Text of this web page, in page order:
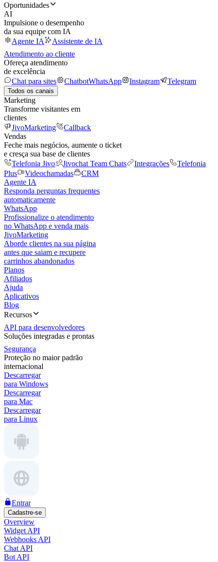
Oportunidades
AI
Impulsione o desempenho
da sua equipe com IA
Agente IA
Assistente de IA
Atendimento ao cliente
Ofereça atendimento
de excelência
Chat para sites
ChatbotWhatsApp Instagram Telegram
Todos os canais
Marketing
Transforme visitantes em
clientes
JivoMarketing
Callback
Vendas
Feche mais negócios, aumente o ticket
e cresça sua base de clientes
Telefonia Jivo
Jivochat Team Chats Integrações
Telefonia
Plus
Videochamadas
CRM
Agente IA
Responda perguntas frequentes
automaticamente
WhatsApp
Profissionalize o atendimento
no WhatsApp e venda mais
JivoMarketing
Aborde clientes na sua página
antes que saiam e recupere
carrinhos abandonados
Planos
Afiliados
Ajuda
Aplicativos
Blog
Recursos
API para desenvolvedores
Soluções integradas e prontas
Segurança
Proteção no maior padrão
internacional
Descarregar
para Windows
Descarregar
para Mac
Descarregar
para Linux
Entrar
Cadastre-se
Overview
Widget API
Webhooks API
Chat API
Bot API